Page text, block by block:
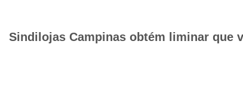
Sindilojas Campinas obtém liminar que